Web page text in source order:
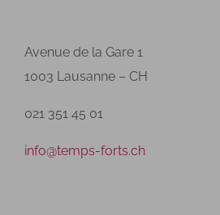
Avenue de la Gare 1
1003 Lausanne – CH
021 351 45 01
info@temps-forts.ch